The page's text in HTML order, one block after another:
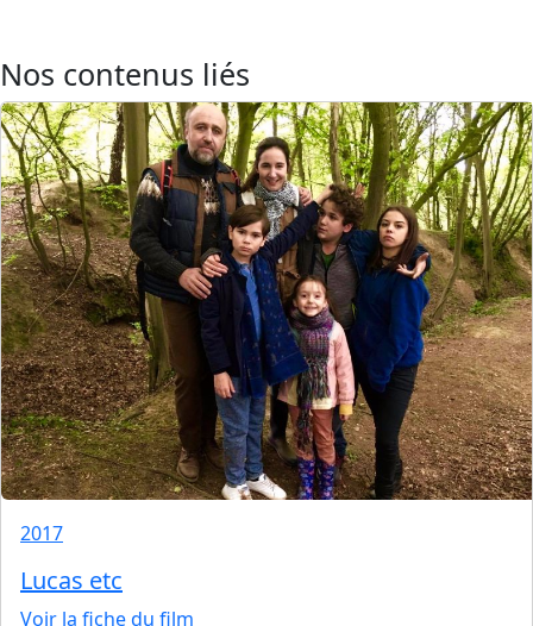
Nos contenus liés
2017
Lucas etc
Voir la fiche du film